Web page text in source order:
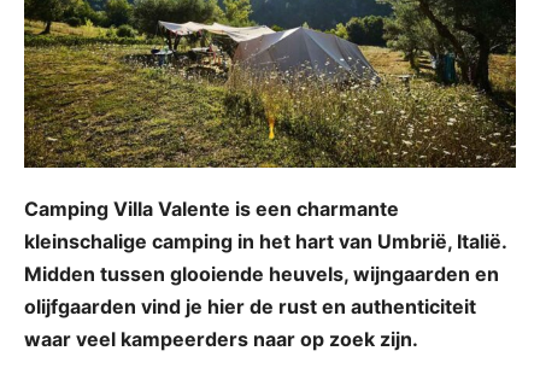
Camping Villa Valente is een charmante
kleinschalige camping in het hart van Umbrië, Italië.
Midden tussen glooiende heuvels, wijngaarden en
olijfgaarden vind je hier de rust en authenticiteit
waar veel kampeerders naar op zoek zijn.